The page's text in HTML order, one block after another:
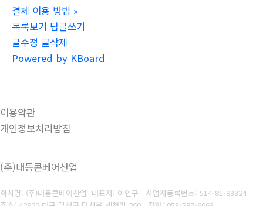
결제 이용 방법 »
목록보기 답글쓰기
글수정 글삭제
Powered by KBoard
이용약관
개인정보처리방침
(주)대동콘베어산업
회사명: (주)대동콘베어산업 대표자: 이인구 사업자등록번호: 514-81-83324